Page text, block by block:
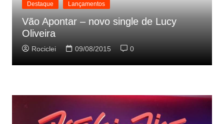
Destaque Lançamentos
Vão Apontar – novo single de Lucy
Oliveira
Rociclei 09/08/2015 0